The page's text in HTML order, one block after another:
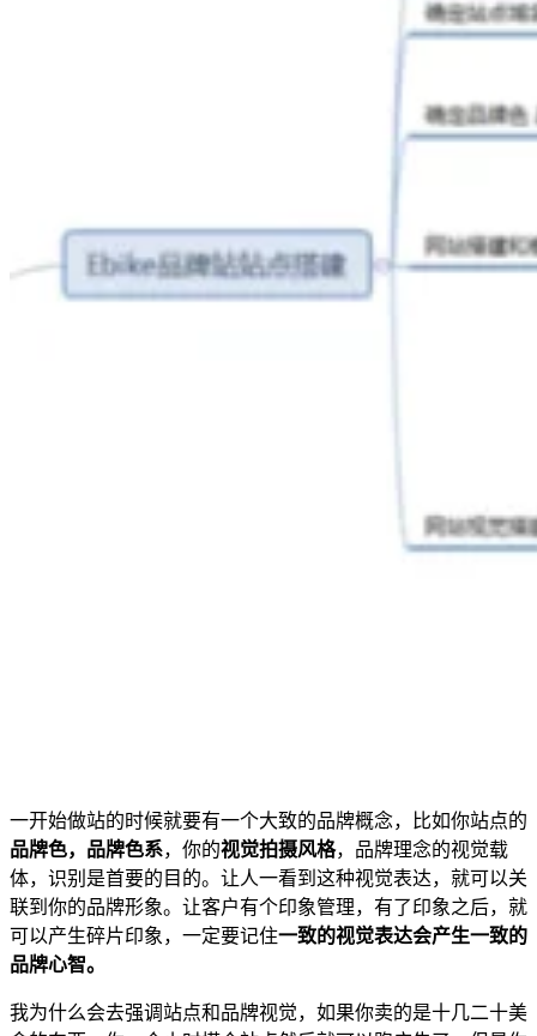
一开始做站的时候就要有一个大致的品牌概念，比如你站点的
品牌色，品牌色系，你的视觉拍摄风格，品牌理念的视觉载
体，识别是首要的目的。让人一看到这种视觉表达，就可以关
联到你的品牌形象。让客户有个印象管理，有了印象之后，就
可以产生碎片印象，一定要记住一致的视觉表达会产生一致的
品牌心智。
我为什么会去强调站点和品牌视觉，如果你卖的是十几二十美